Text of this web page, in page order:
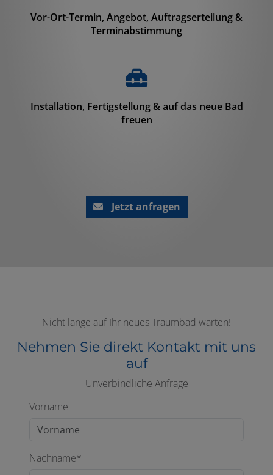
Vor-Ort-Termin, Angebot, Auftragserteilung &
Terminabstimmung
Installation, Fertigstellung & auf das neue Bad
freuen
Jetzt anfragen
Nicht lange auf Ihr neues Traumbad warten!
Nehmen Sie direkt Kontakt mit uns
auf
Unverbindliche Anfrage
Vorname
Nachname*